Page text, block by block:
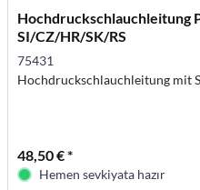
Hochdruckschlauchleitung
SI/CZ/HR/SK/RS
75431
Hochdruckschlauchleitung mit
48,50 € *
Hemen sevkiyata hazır